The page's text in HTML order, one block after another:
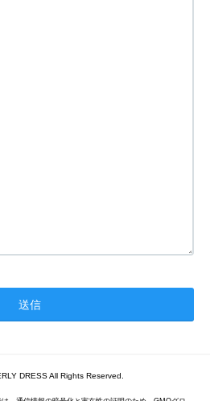
DRESS All Rights Reserved.